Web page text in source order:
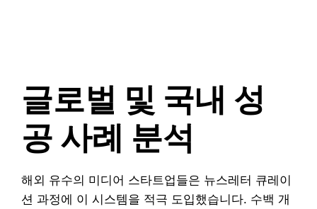
글로벌 및 국내 성
공 사례 분석
해외 유수의 미디어 스타트업들은 뉴스레터 큐레이
션 과정에 이 시스템을 적극 도입했습니다. 수백 개